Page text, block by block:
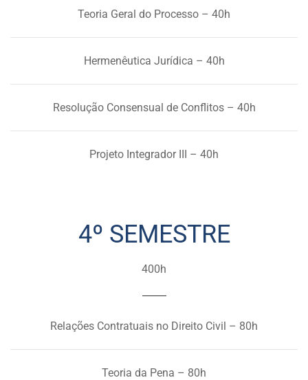
Teoria Geral do Processo – 40h
Hermenêutica Jurídica – 40h
Resolução Consensual de Conflitos – 40h
Projeto Integrador III – 40h
4º SEMESTRE
400h
Relações Contratuais no Direito Civil – 80h
Teoria da Pena – 80h